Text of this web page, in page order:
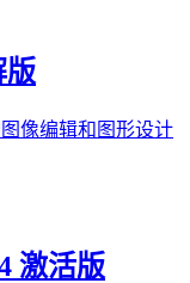
版
图像编辑和图形设计
激活版